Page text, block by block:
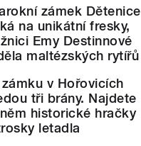
zámek Dětenice
na unikátní fresky,
Emy Destinnové
maltézských rytířů
zámku v Hořovicích
tři brány. Najdete
historické hračky
letadla